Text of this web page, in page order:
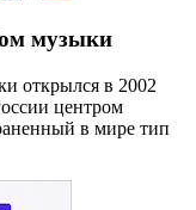
музыки
открылся в 2002
центром
в мире тип